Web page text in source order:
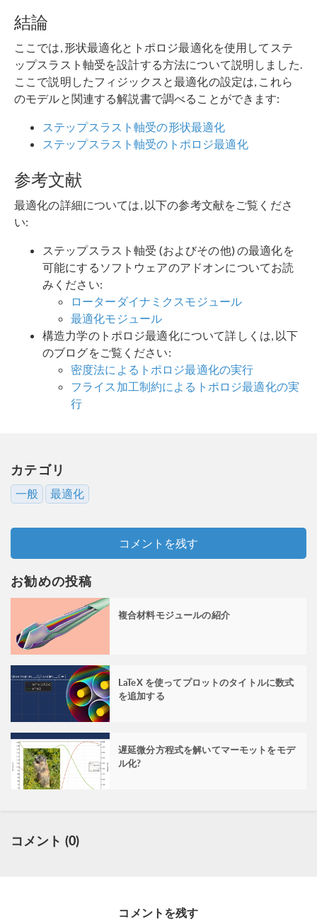
結論
ここでは, 形状最適化とトポロジ最適化を使用してステ
ップスラスト軸受を設計する方法について説明しました.
ここで説明したフィジックスと最適化の設定は, これら
のモデルと関連する解説書で調べることができます:
ステップスラスト軸受の形状最適化
ステップスラスト軸受のトポロジ最適化
参考文献
最適化の詳細については, 以下の参考文献をご覧くださ
い:
ステップスラスト軸受 (およびその他) の最適化を
可能にするソフトウェアのアドオンについてお読
みください:
ローターダイナミクスモジュール
最適化モジュール
構造力学のトポロジ最適化について詳しくは, 以下
のブログをご覧ください:
密度法によるトポロジ最適化の実行
フライス加工制約によるトポロジ最適化の実
行
カテゴリ
一般 最適化
コメントを残す
お勧めの投稿
複合材料モジュールの紹介
LaTeX を使ってプロットのタイトルに数式
を追加する
遅延微分方程式を解いてマーモットをモデ
ル化?
コメント (0)
コメントを残す